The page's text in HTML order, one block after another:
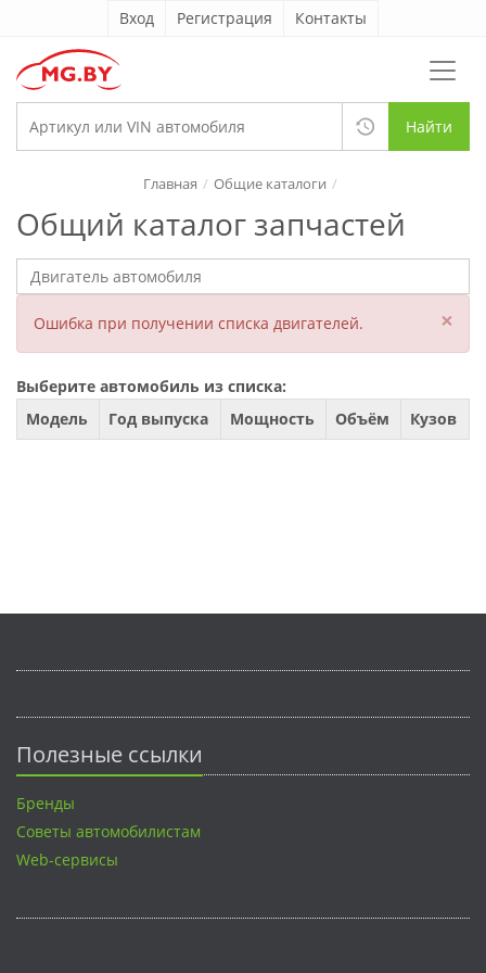
Вход Регистрация Контакты
Найти
Общий каталог запчастей
Главная Общие каталоги
Ошибка при получении списка двигателей. ×
Выберите автомобиль из списка:
Модель
Год выпуска Мощность Объём Кузов
Полезные ссылки
Бренды
Советы автомобилистам
Web-сервисы